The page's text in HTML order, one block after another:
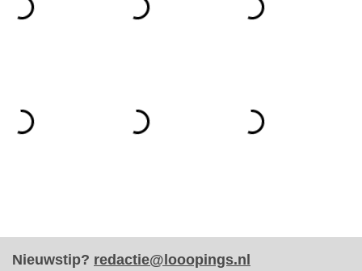
Nieuwstip? redactie@looopings.nl